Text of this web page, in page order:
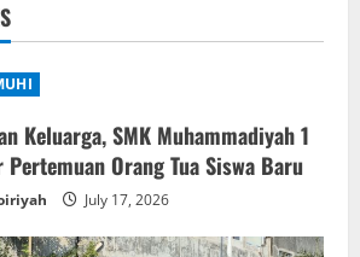
Keluarga, SMK Muhammadiyah 1
Pertemuan Orang Tua Siswa Baru
July 17, 2026